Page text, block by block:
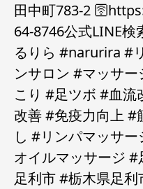
田中町783-2
64-8746️公式LINE
るりら #narurira #
ンサロン #マッサ
こり #足ツボ #血
改善 #免疫力向上 #
し #リンパマッサ
オイルマッサージ
足利市 #栃木県足